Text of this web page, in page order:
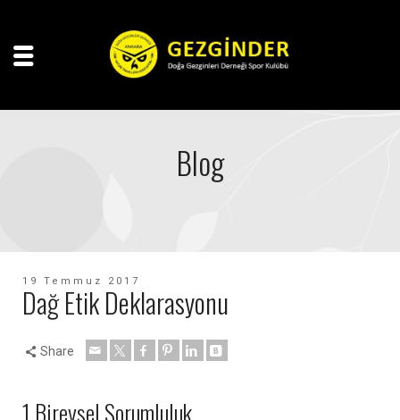
Blog
19 Temmuz 2017
Dağ Etik Deklarasyonu
Share
1.Bireysel Sorumluluk